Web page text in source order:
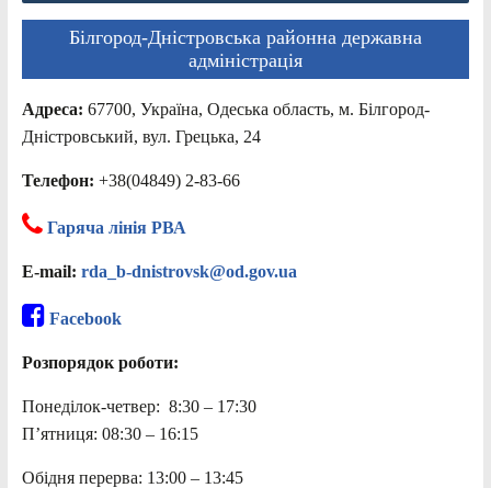
Білгород-Дністровська районна державна
адміністрація
Адреса: 67700, Україна, Одеська область, м. Білгород-
Дністровський, вул. Грецька, 24
Телефон: +38(04849) 2-83-66
Гаряча лінія РВА
E-mail: rda_b-dnistrovsk@od.gov.ua
Facebook
Розпорядок роботи:
Понеділок-четвер: 8:30 – 17:30
П’ятниця: 08:30 – 16:15
Обідня перерва: 13:00 – 13:45